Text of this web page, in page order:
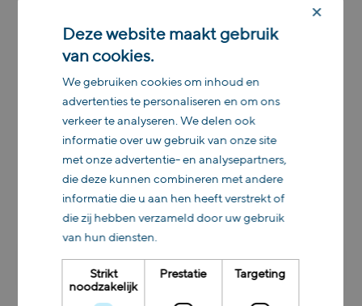
Voor de geïnteresseerden is de
presentatie hier te bekijken.
Werken bij
Nobleo
Teamleider GWW &
Verkeer
×
Deze website maakt gebruik
van cookies.
We gebruiken cookies om inhoud en
advertenties te personaliseren en om ons
verkeer te analyseren. We delen ook
informatie over uw gebruik van onze site
met onze advertentie- en analysepartners,
die deze kunnen combineren met andere
informatie die u aan hen heeft verstrekt of
die zij hebben verzameld door uw gebruik
van hun diensten.
Strikt
noodzakelijk
Prestatie Targeting